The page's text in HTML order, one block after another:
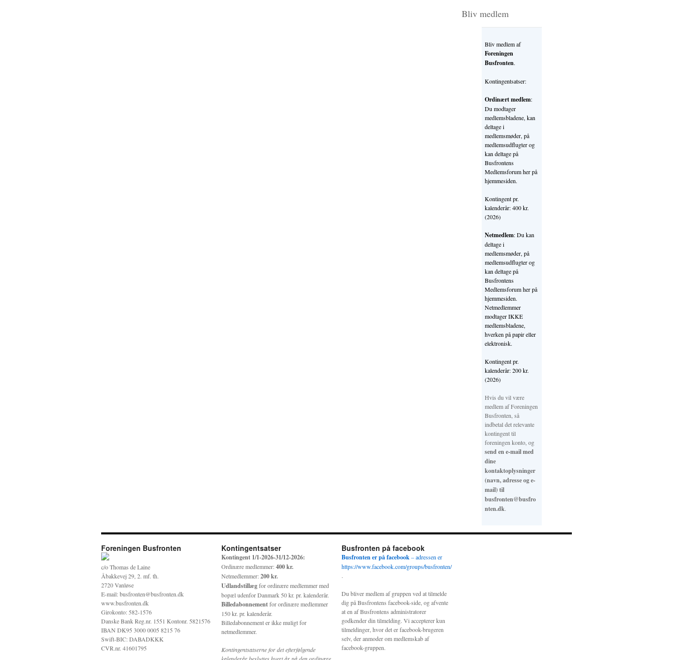
Bliv medlem
Bliv medlem af
Foreningen
Busfronten.
Kontingentsatser:
Ordinært medlem:
Du modtager
medlemsbladene, kan
deltage i
medlemsmøder, på
medlemsudflugter og
kan deltage på
Busfrontens
Medlemsforum her på
hjemmesiden.
Kontingent pr.
kalenderår: 400 kr.
(2026)
Netmedlem: Du kan
deltage i
medlemsmøder, på
medlemsudflugter og
kan deltage på
Busfrontens
Medlemsforum her på
hjemmesiden.
Netmedlemmer
modtager IKKE
medlemsbladene,
hverken på papir eller
elektronisk.
Kontingent pr.
kalenderår: 200 kr.
(2026)
Hvis du vil være
medlem af Foreningen
Busfronten, så
indbetal det relevante
kontingent til
foreningen konto, og
send en e-mail med
dine
kontaktoplysninger
(navn, adresse og e-
mail) til
busfronten@busfro
nten.dk.
Foreningen Busfronten
c/o Thomas de Laine
Åbakkevej 29, 2. mf. th.
2720 Vanløse
E-mail: busfronten@busfronten.dk
www.busfronten.dk
Girokonto: 582-1576
Danske Bank Reg.nr. 1551 Kontonr. 5821576
IBAN DK95 3000 0005 8215 76
Swift-BIC: DABADKKK
CVR.nr. 41601795
Kontingentsatser
Kontingent 1/1-2026-31/12-2026:
Ordinære medlemmer:400 kr.
Netmedlemmer:200 kr.
Udlandstillægfor ordinære medlemmer med
bopæl udenfor Danmark 50 kr. pr. kalenderår.
Billedabonnementfor ordinære medlemmer
150 kr. pr. kalenderår.
Billedabonnement er ikke muligt for
netmedlemmer.
Kontingentsatserne for det efterfølgende
Busfronten på facebook
Busfronten er på facebook– adressen er
https://www.facebook.com/groups/busfronten/
.
Du bliver medlem af gruppen ved at tilmelde
dig på Busfrontens facebook-side, og afvente
at en af Busfrontens administratorer
godkender din tilmelding. Vi accepterer kun
tilmeldinger, hvor det er facebook-brugeren
selv, der anmoder om medlemskab af
facebook-gruppen.